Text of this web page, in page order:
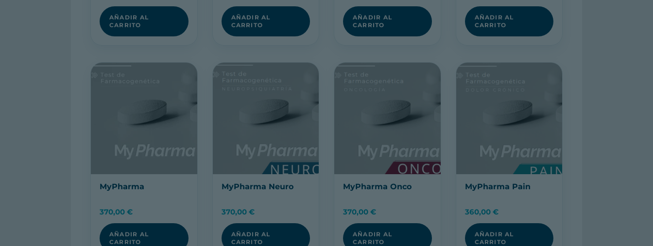
AÑADIR AL
CARRITO
AÑADIR AL
CARRITO
AÑADIR AL
CARRITO
AÑADIR AL
CARRITO
MyPharma
370,00 €
AÑADIR AL
CARRITO
MyPharma Neuro
370,00 €
AÑADIR AL
CARRITO
MyPharma Onco
370,00 €
AÑADIR AL
CARRITO
MyPharma Pain
360,00 €
AÑADIR AL
CARRITO